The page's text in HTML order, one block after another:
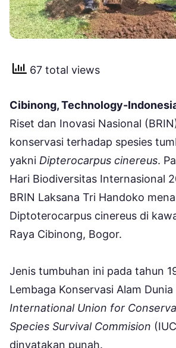
67 total views
Cibinong, Technology-
Riset dan Inovasi Nasional
konservasi terhadap spesies
yakni Dipterocarpus cinereus.
Hari Biodiversitas Internasional
BRIN Laksana Tri Handoko
Diptoterocarpus cinereus di
Raya Cibinong, Bogor.
Jenis tumbuhan ini pada tahun
Lembaga Konservasi Alam Dunia
International Union for
Species Survival Commision
dinyatakan punah.